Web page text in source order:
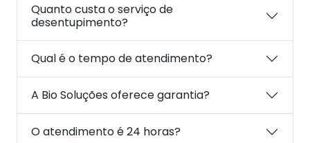
Quanto custa o serviço de
desentupimento?
Qual é o tempo de atendimento?
A Bio Soluções oferece garantia?
O atendimento é 24 horas?